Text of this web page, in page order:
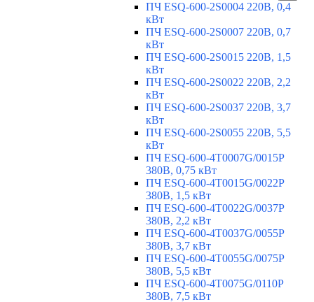
ПЧ ESQ-600-2S0004 220В, 0,4
кВт
ПЧ ESQ-600-2S0007 220В, 0,7
кВт
ПЧ ESQ-600-2S0015 220В, 1,5
кВт
ПЧ ESQ-600-2S0022 220В, 2,2
кВт
ПЧ ESQ-600-2S0037 220В, 3,7
кВт
ПЧ ESQ-600-2S0055 220В, 5,5
кВт
ПЧ ESQ-600-4T0007G/0015P
380В, 0,75 кВт
ПЧ ESQ-600-4T0015G/0022P
380В, 1,5 кВт
ПЧ ESQ-600-4T0022G/0037P
380В, 2,2 кВт
ПЧ ESQ-600-4T0037G/0055P
380В, 3,7 кВт
ПЧ ESQ-600-4T0055G/0075P
380В, 5,5 кВт
ПЧ ESQ-600-4T0075G/0110P
380В, 7,5 кВт